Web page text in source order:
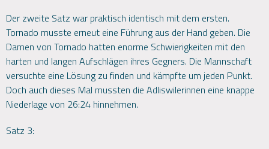
Der zweite Satz war praktisch identisch mit dem ersten.
Tornado musste erneut eine Führung aus der Hand geben. Die
Damen von Tornado hatten enorme Schwierigkeiten mit den
harten und langen Aufschlägen ihres Gegners. Die Mannschaft
versuchte eine Lösung zu finden und kämpfte um jeden Punkt.
Doch auch dieses Mal mussten die Adliswilerinnen eine knappe
Niederlage von 26:24 hinnehmen.
Satz 3: